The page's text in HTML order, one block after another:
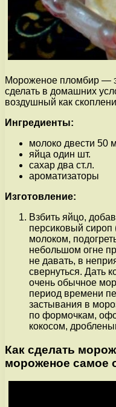
Мороженое пломбир —
сделать в домашних
воздушный как
Ингредиенты:
молоко двести 50
яйца один шт.
сахар два ст.л.
ароматизаторы
Изготовление:
Взбить яйцо,
персиковый сироп
молоком,
небольшом огне
не давать, в
свернуться. Дать
очень обычное
период времени
застывания в
по формочкам,
кокосом,
Как сделать
мороженое самое